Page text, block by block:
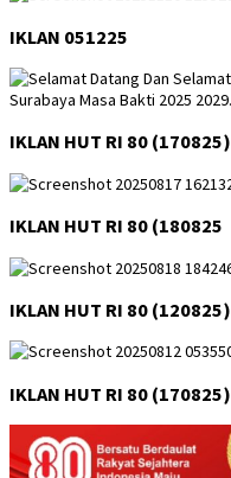
IKLAN 051225
IKLAN HUT RI 80 (170825)
IKLAN HUT RI 80 (180825
IKLAN HUT RI 80 (120825)
IKLAN HUT RI 80 (170825)